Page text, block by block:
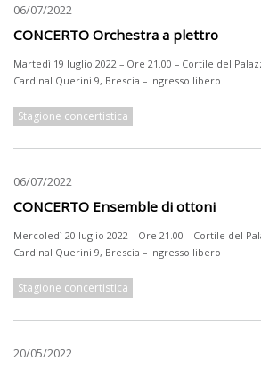
06/07/2022
CONCERTO Orchestra a plettro
Martedì 19 luglio 2022 – Ore 21.00 – Cortile del
Cardinal Querini 9, Brescia – Ingresso libero
Stagione concertistica
06/07/2022
CONCERTO Ensemble di ottoni
Mercoledì 20 luglio 2022 – Ore 21.00 – Cortile del
Cardinal Querini 9, Brescia – Ingresso libero
Stagione concertistica
20/05/2022